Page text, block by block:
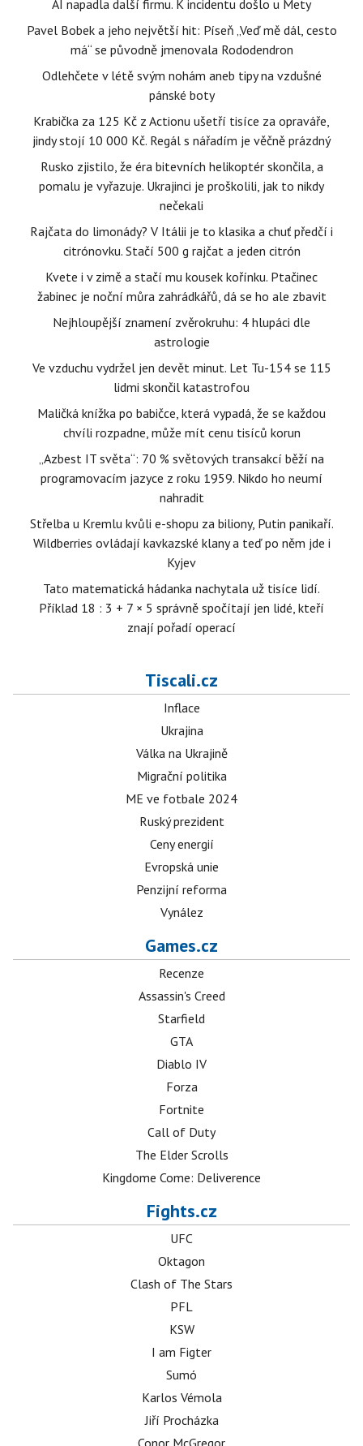
AI napadla další firmu. K incidentu došlo u Mety
Pavel Bobek a jeho největší hit: Píseň „Veď mě dál, cesto
má“ se původně jmenovala Rododendron
Odlehčete v létě svým nohám aneb tipy na vzdušné
pánské boty
Krabička za 125 Kč z Actionu ušetří tisíce za opraváře,
jindy stojí 10 000 Kč. Regál s nářadím je věčně prázdný
Rusko zjistilo, že éra bitevních helikoptér skončila, a
pomalu je vyřazuje. Ukrajinci je proškolili, jak to nikdy
nečekali
Rajčata do limonády? V Itálii je to klasika a chuť předčí i
citrónovku. Stačí 500 g rajčat a jeden citrón
Kvete i v zimě a stačí mu kousek kořínku. Ptačinec
žabinec je noční můra zahrádkářů, dá se ho ale zbavit
Nejhloupější znamení zvěrokruhu: 4 hlupáci dle
astrologie
Ve vzduchu vydržel jen devět minut. Let Tu-154 se 115
lidmi skončil katastrofou
Maličká knížka po babičce, která vypadá, že se každou
chvíli rozpadne, může mít cenu tisíců korun
„Azbest IT světa“: 70 % světových transakcí běží na
programovacím jazyce z roku 1959. Nikdo ho neumí
nahradit
Střelba u Kremlu kvůli e-shopu za biliony, Putin panikaří.
Wildberries ovládají kavkazské klany a teď po něm jde i
Kyjev
Tato matematická hádanka nachytala už tisíce lidí.
Příklad 18 : 3 + 7 × 5 správně spočítají jen lidé, kteří
znají pořadí operací
Tiscali.cz
Inflace
Ukrajina
Válka na Ukrajině
Migrační politika
ME ve fotbale 2024
Ruský prezident
Ceny energií
Evropská unie
Penzijní reforma
Vynález
Games.cz
Recenze
Assassin's Creed
Starfield
GTA
Diablo IV
Forza
Fortnite
Call of Duty
The Elder Scrolls
Kingdome Come: Deliverence
Fights.cz
UFC
Oktagon
Clash of The Stars
PFL
KSW
I am Figter
Sumó
Karlos Vémola
Jiří Procházka
Conor McGregor